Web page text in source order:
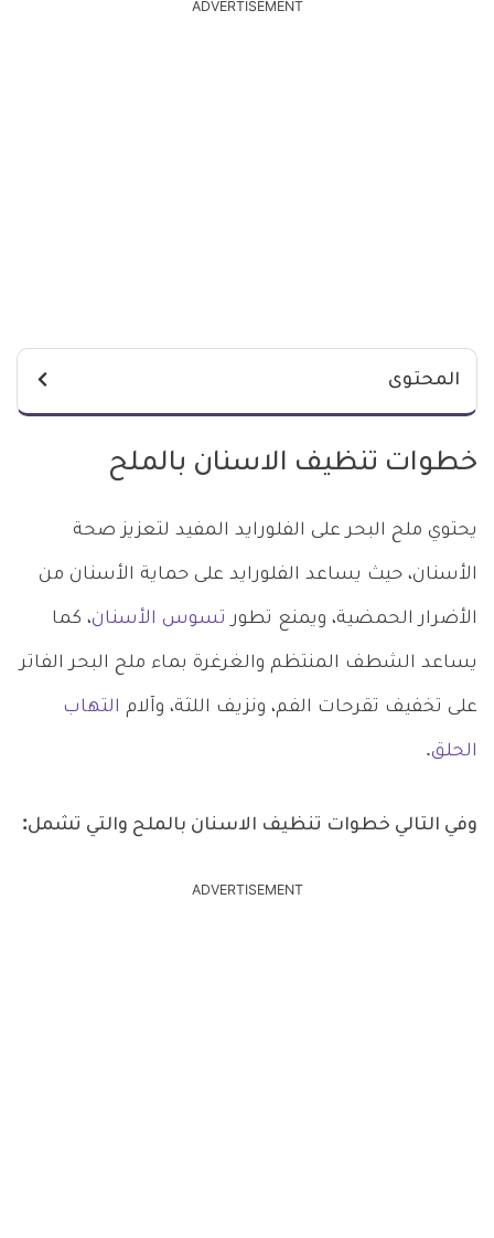
ADVERTISEMENT
المحتوى
خطوات تنظيف الاسنان بالملح
يحتوي ملح البحر على الفلورايد المفيد لتعزيز صحة
الأسنان، حيث يساعد الفلورايد على حماية الأسنان من
الأضرار الحمضية، ويمنع تطورتسوس الأسنان، كما
يساعد الشطف المنتظم والغرغرة بماء ملح البحر الفاتر
على تخفيف تقرحات الفم، ونزيف اللثة، وآلام التهاب
الحلق.
وفي التالي خطوات تنظيف الاسنان بالملح والتي تشمل:
ADVERTISEMENT